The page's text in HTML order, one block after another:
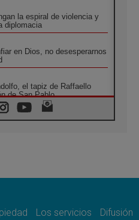
la espiral de violencia y
diplomacia
en Dios, no desesperarnos
el tapiz de Raffaello
de San Pablo
paz no se compra con una
Los servicios Difusión